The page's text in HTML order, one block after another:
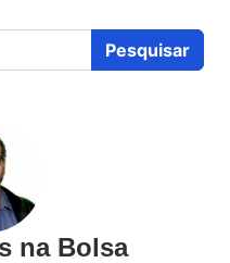
Pesquisar
na Bolsa